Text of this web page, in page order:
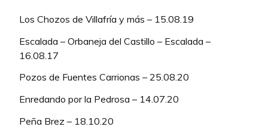
Los Chozos de Villafría y más – 15.08.19
Escalada – Orbaneja del Castillo – Escalada –
16.08.17
Pozos de Fuentes Carrionas – 25.08.20
Enredando por la Pedrosa – 14.07.20
Peña Brez – 18.10.20